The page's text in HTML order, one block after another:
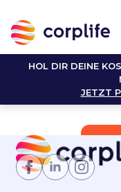
HOL DIR DEINE
JETZT